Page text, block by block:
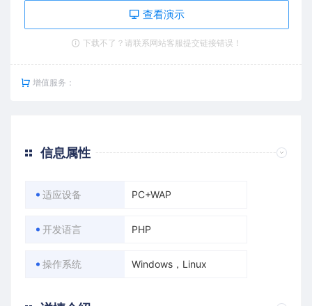
查看演示
下载不了？请联系网站客服提交链接错误！
增值服务：
信息属性
适应设备 PC+WAP
开发语言 PHP
操作系统 Windows，Linux